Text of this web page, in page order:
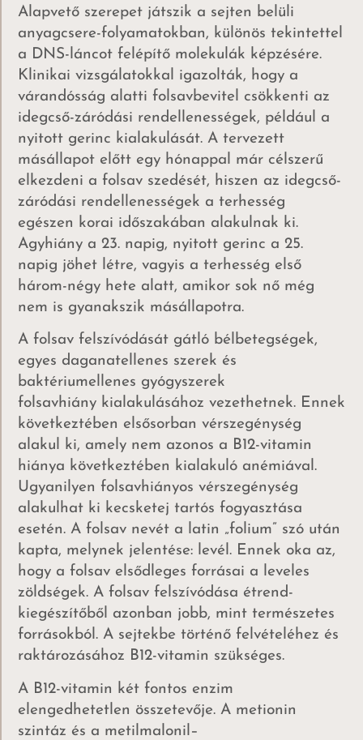
Alapvető szerepet játszik a sejten belüli
anyagcsere-folyamatokban, különös tekintettel
a DNS-láncot felépítő molekulák képzésére.
Klinikai vizsgálatokkal igazolták, hogy a
várandósság alatti folsavbevitel csökkenti az
idegcső-záródási rendellenességek, például a
nyitott gerinc kialakulását. A tervezett
másállapot előtt egy hónappal már célszerű
elkezdeni a folsav szedését, hiszen az idegcső-
záródási rendellenességek a terhesség
egészen korai időszakában alakulnak ki.
Agyhiány a 23. napig, nyitott gerinc a 25.
napig jöhet létre, vagyis a terhesség első
három-négy hete alatt, amikor sok nő még
nem is gyanakszik másállapotra.
A folsav felszívódását gátló bélbetegségek,
egyes daganatellenes szerek és
baktériumellenes gyógyszerek
folsavhiány kialakulásához vezethetnek. Ennek
következtében elsősorban vérszegénység
alakul ki, amely nem azonos a B12-vitamin
hiánya következtében kialakuló anémiával.
Ugyanilyen folsavhiányos vérszegénység
alakulhat ki kecsketej tartós fogyasztása
esetén. A folsav nevét a latin „folium” szó után
kapta, melynek jelentése: levél. Ennek oka az,
hogy a folsav elsődleges forrásai a leveles
zöldségek. A folsav felszívódása étrend-
kiegészítőből azonban jobb, mint természetes
forrásokból. A sejtekbe történő felvételéhez és
raktározásához B12-vitamin szükséges.
A B12-vitamin két fontos enzim
elengedhetetlen összetevője. A metionin
szintáz és a metilmalonil–